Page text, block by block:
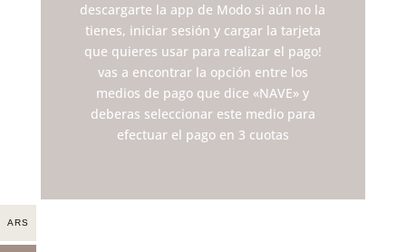
descargarte la app de Modo si aún no la
tienes, iniciar sesión y cargar la tarjeta
que quieres usar para realizar el pago!
vas a encontrar la opción entre los
medios de pago que dice «NAVE» y
deberas seleccionar este medio para
efectuar el pago en 3 cuotas
ARS